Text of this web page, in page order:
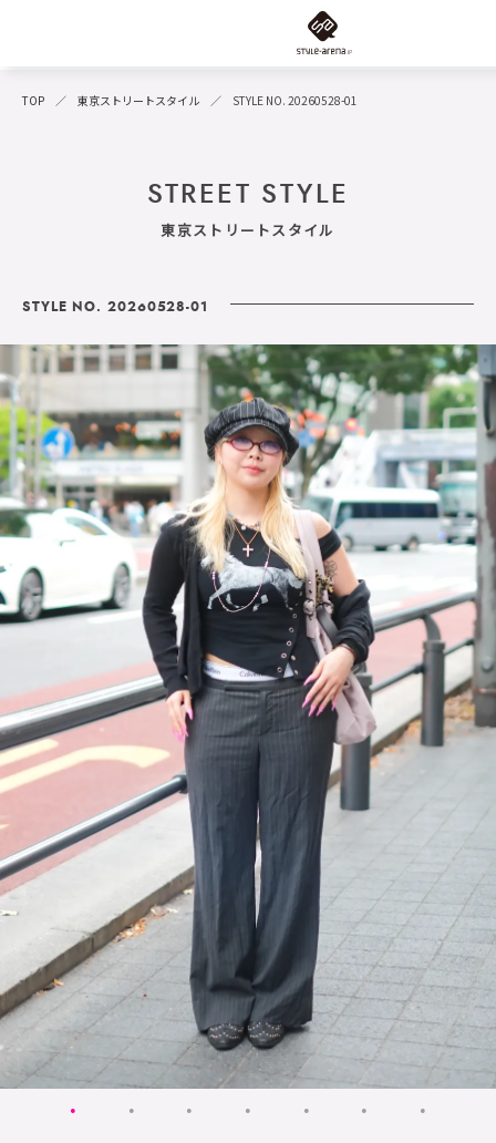
TOP 東京ストリートスタイル STYLE NO. 20260528-01
STREET STYLE
東京ストリートスタイル
STYLE NO. 20260528-01